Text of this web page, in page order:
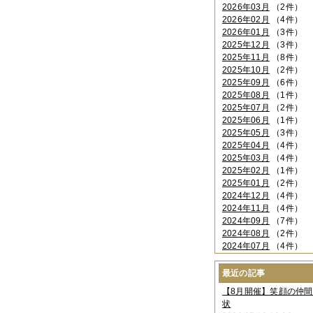
2026年03月
（2件）
2026年02月
（4件）
2026年01月
（3件）
2025年12月
（3件）
2025年11月
（8件）
2025年10月
（2件）
2025年09月
（6件）
2025年08月
（1件）
2025年07月
（2件）
2025年06月
（1件）
2025年05月
（3件）
2025年04月
（4件）
2025年03月
（4件）
2025年02月
（1件）
2025年01月
（2件）
2024年12月
（4件）
2024年11月
（4件）
2024年09月
（7件）
2024年08月
（2件）
2024年07月
（4件）
2024年06月（4件）
2024年04月
2024年03月（3件）
2024年02月（2件）
2023年12月
最近の記事
【8月開催】笑顔の仲
状